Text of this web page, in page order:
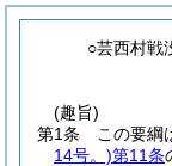
○芸西村戦
(趣旨)
第1条
この要綱
14号。)第11条